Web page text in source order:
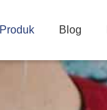
Produk Blog